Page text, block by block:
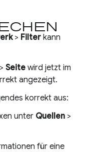
> Filter kann
> Seite wird jetzt im
angezeigt.
korrekt aus:
unter Quellen >
für eine